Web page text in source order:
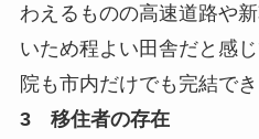
わえるものの高速道路や
いため程よい田舎だと感じ
院も市内だけでも完結でき
3 移住者の存在